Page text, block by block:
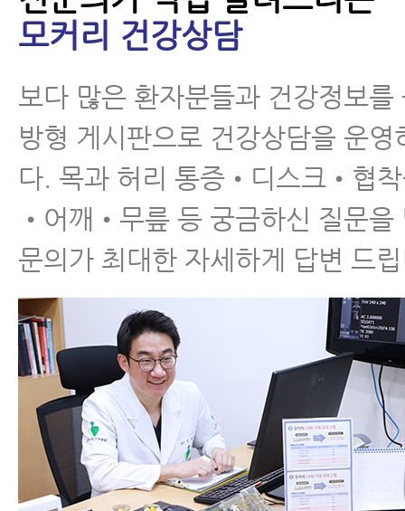
모커리 건강상담
보다 많은 환자분들과 건강정보를
방형 게시판으로 건강상담을 운영
다. 목과 허리 통증•디스크•협
•어깨•무릎 등 궁금하신 질문을
문의가 최대한 자세하게 답변 드